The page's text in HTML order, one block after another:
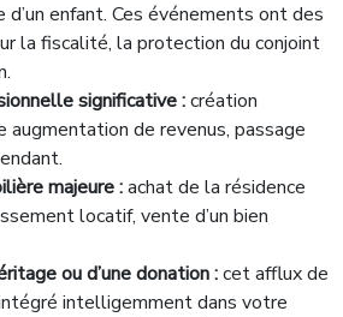
d’un enfant. Ces événements ont des
la fiscalité, la protection du conjoint
significative :création
augmentation de revenus, passage
majeure :achat de la résidence
locatif, vente d’un bien
ou d’une donation :cet afflux de
intelligemment dans votre